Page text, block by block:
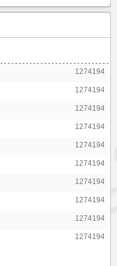
1274194
1274194
1274194
1274194
1274194
1274194
1274194
1274194
1274194
1274194